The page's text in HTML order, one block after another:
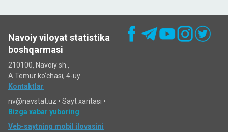
Navoiy viloyat statistika
boshqarmasi
210100, Navoiy sh.,
A.Temur ko‘chаsi, 4-uy
Kontaktlar
nv@navstat.uz • Sayt xaritasi •
Bizga xabar yuboring
Veb-saytning mobil ilovasini